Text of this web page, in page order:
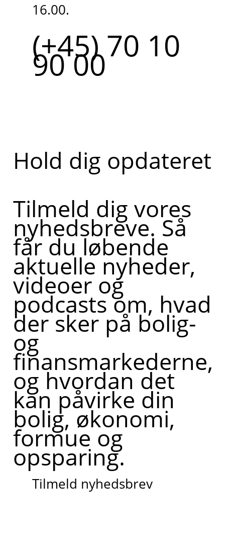
16.00.
(+45) 70 10
90 00
Hold dig opdateret
Tilmeld dig vores
nyhedsbreve. Så
får du løbende
aktuelle nyheder,
videoer og
podcasts om, hvad
der sker på bolig-
og
finansmarkederne,
og hvordan det
kan påvirke din
bolig, økonomi,
formue og
opsparing.
Tilmeld nyhedsbrev